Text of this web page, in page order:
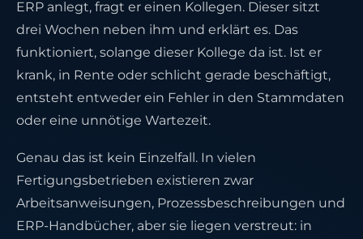
ERP anlegt, fragt er einen Kollegen. Dieser sitzt
drei Wochen neben ihm und erklärt es. Das
funktioniert, solange dieser Kollege da ist. Ist er
krank, in Rente oder schlicht gerade beschäftigt,
entsteht entweder ein Fehler in den Stammdaten
oder eine unnötige Wartezeit.
Genau das ist kein Einzelfall. In vielen
Fertigungsbetrieben existieren zwar
Arbeitsanweisungen, Prozessbeschreibungen und
ERP-Handbücher, aber sie liegen verstreut: in